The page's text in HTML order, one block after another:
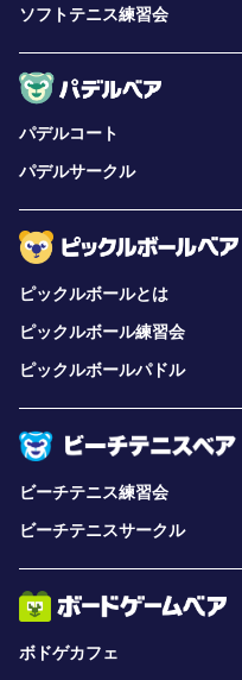
ソフトテニス練習会
パデルコート
パデルサークル
ピックルボールとは
ピックルボール練習会
ピックルボールパドル
ビーチテニス練習会
ビーチテニスサークル
ボドゲカフェ